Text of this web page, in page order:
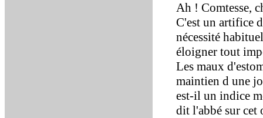
Ah ! Comtesse,
C'est un artifice
nécessité
éloigner tout
Les maux
maintien d une
est-il un indice
dit l'abbé sur cet